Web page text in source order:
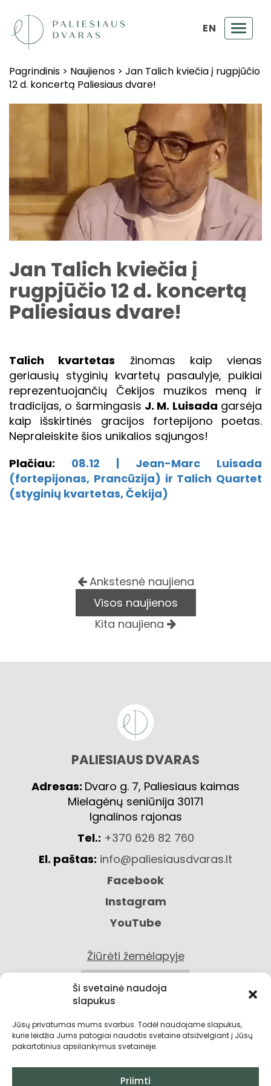
Ši svetainė naudoja
slapukus
Jūsų privatumas mums svarbus. Todėl naudojame slapukus,
kurie leidžia Jums patogiai naudotis svetaine atsižvelgiant į Jūsų
pakartotinius apsilankymus svetainėje.
Priimti
EN
Pagrindinis > Naujienos > Jan Talich kviečia į rugpjūčio
12 d. koncertą Paliesiaus dvare!
Jan Talich kviečia į
rugpjūčio 12 d. koncertą
Paliesiaus dvare!
Talich kvartetas žinomas kaip vienas
geriausių styginių kvartetų pasaulyje, puikiai
reprezentuojančių Čekijos muzikos meną ir
tradicijas, o šarmingasis J. M. Luisada garsėja
kaip išskirtinės gracijos fortepijono poetas.
Nepraleiskite šios unikalios sąjungos!
Plačiau: 08.12 | Jean-Marc Luisada
(fortepijonas, Prancūzija) ir Talich Quartet
(styginių kvartetas, Čekija)
Ankstesnė naujiena
Visos naujienos
Kita naujiena
PALIESIAUS DVARAS
Adresas: Dvaro g. 7, Paliesiaus kaimas
Mielagėnų seniūnija 30171
Ignalinos rajonas
Tel.: +370 626 82 760
El. paštas: info@paliesiausdvaras.lt
Facebook
Instagram
YouTube
Žiūrėti žemėlapyje
KONTAKTAI